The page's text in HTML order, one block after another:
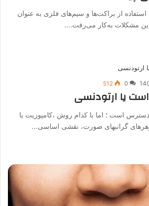
استفاده از براکت‌ها و سیم‌های فلزی به عنوان
مشکلات به‌کار می‌رفت.…
0
512
یا ارتودنسی
دسترس است ؛ اما با کدام روش ،کامپوزیت یا
گرانبهای صورت، نقشی اساسی…